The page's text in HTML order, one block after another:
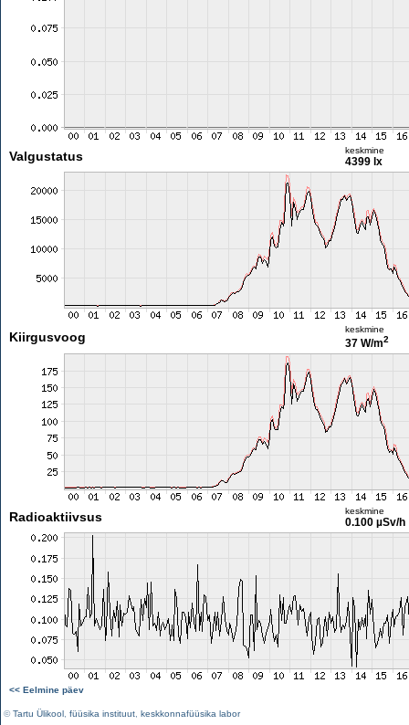
Valgustatus keskmine
4399 lx
Kiirgusvoog
keskmine
37 W/m2
Radioaktiivsus keskmine
0.100 µSv/h
<< Eelmine päev
©Tartu Ülikool füüsika instituut keskkonnafüüsika labor